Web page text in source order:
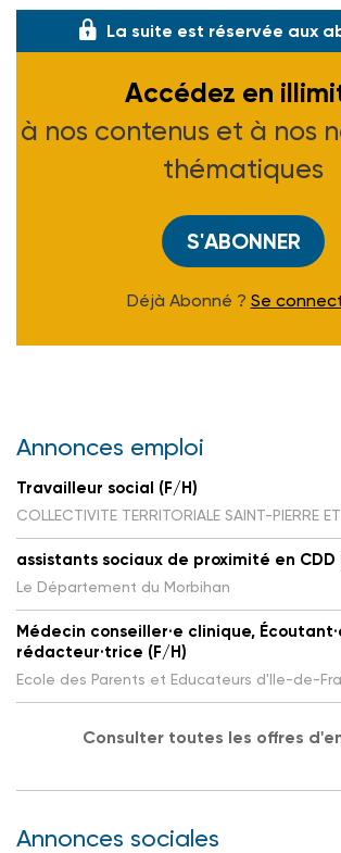
La suite est réservée aux
Accédez en
à nos contenus et à nos
thématiques
S'ABONNER
Déjà Abonné ? Se
Annonces emploi
Travailleur social (F/H)
COLLECTIVITE TERRITORIALE SAINT-PIERRE
assistants sociaux de proximité en CDD
Le Département du Morbihan
Médecin conseiller·e clinique,
rédacteur·trice (F/H)
Ecole des Parents et Educateurs d'Ile-de-
Consulter toutes les offres
Annonces sociales